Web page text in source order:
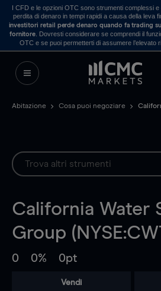
I CFD e le opzioni OTC sono strumenti complessi
perdita di denaro in tempi rapidi a causa della leva
investitori retail perde denaro quando fa trading
fornitore . Dovresti considerare se comprendi il
OTC e se puoi permetterti di assumere l’elevato
Abitazione Cosa puoi negoziare
California Water
Group
0 0% 0pt
Vendi